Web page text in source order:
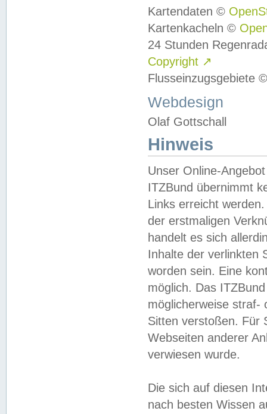
Kartendaten ©
Kartenkacheln ©
24 Stunden
Copyright ↗
Flusseinzugsgebiete
Webdesign
Olaf Gottschall
Hinweis
Unser Online-
ITZBund übernimmt
Links erreicht
der erstmaligen
handelt es sich
Inhalte der verlinkten
worden sein. Eine
möglich. Das
möglicherweise straf-
Sitten verstoßen. Für
Webseiten anderer
verwiesen wurde.
Die sich auf diesen
nach besten Wissen